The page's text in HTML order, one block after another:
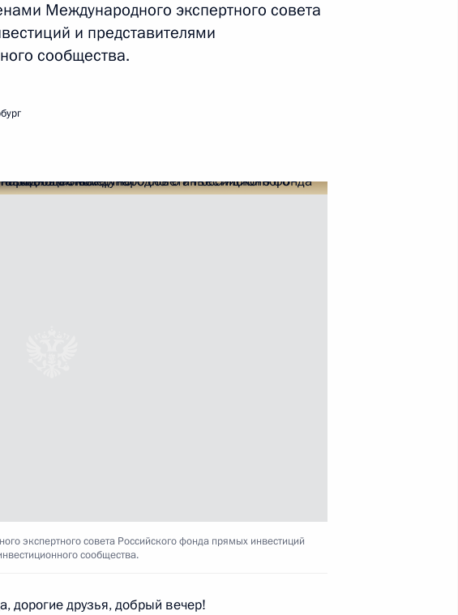
следующие материалы
экспертного совета РФПИ
Международного экспертного совета
и представителями
сообщества.
экспертного совета Российского фонда прямых инвестиций
сообщества.
дорогие друзья, добрый вечер!